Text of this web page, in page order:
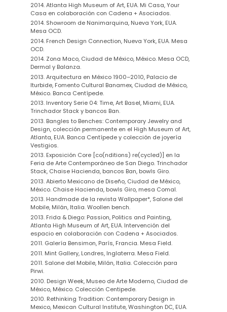
2014. Atlanta High Museum of Art, EUA. Mi Casa, Your
Casa en colaboración con Cadena + Asociados.
2014. Showroom de Nanimarquina, Nueva York, EUA.
Mesa OCD.
2014. French Design Connection, Nueva York, EUA. Mesa
OCD.
2014. Zona Maco, Ciudad de México, México. Mesa OCD,
Dermal y Balanza.
2013. Arquitectura en México 1900–2010, Palacio de
Iturbide, Fomento Cultural Banamex, Ciudad de México,
México. Banca Centípede.
2013. Inventory Serie 04: Time, Art Basel, Miami, EUA.
Trinchador Stack y bancos Ban.
2013. Bangles to Benches: Contemporary Jewelry and
Design, colección permanente en el High Museum of Art,
Atlanta, EUA. Banca Centípede y colección de joyería
Vestigios.
2013. Exposición Core [co(nditions) re(cycled)] en la
Feria de Arte Contemporáneo de San Diego. Trinchador
Stack, Chaise Hacienda, bancos Ban, bowls Giro.
2013. Abierto Mexicano de Diseño, Ciudad de México,
México. Chaise Hacienda, bowls Giro, mesa Comal.
2013. Handmade de la revista Wallpaper*, Salone del
Mobile, Milán, Italia. Woollen bench.
2013. Frida & Diego: Passion, Politics and Painting,
Atlanta High Museum of Art, EUA. Intervención del
espacio en colaboración con Cadena + Asociados.
2011. Galería Bensimon, París, Francia. Mesa Field.
2011. Mint Gallery, Londres, Inglaterra. Mesa Field.
2011. Salone del Mobile, Milán, Italia. Colección para
Pirwi.
2010. Design Week, Museo de Arte Moderno, Ciudad de
México, México. Colección Centipede.
2010. Rethinking Tradition: Contemporary Design in
Mexico, Mexican Cultural Institute, Washington DC, EUA.